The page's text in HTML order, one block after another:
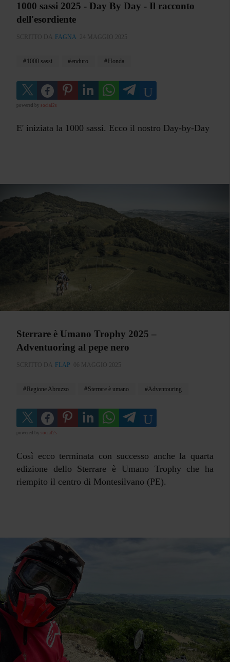
1000 sassi 2025 - Day By Day - Il racconto
dell'esordiente
SCRITTO DA FAGNA 24 MAGGIO 2025
1000 sassi enduro Honda
powered by social2s
E' iniziata la 1000 sassi. Ecco il nostro Day-by-Day
Sterrare è Umano Trophy 2025 –
Adventuoring al pepe nero
SCRITTO DA FLAP 06 MAGGIO 2025
Regione Abruzzo Sterrare è umano Adventouring
powered by social2s
Così ecco terminata con successo anche la quarta
edizione dello Sterrare è Umano Trophy che ha
riempito il centro di Montesilvano (PE).